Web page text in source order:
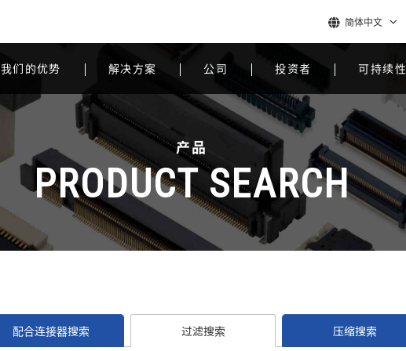
简体中文
我们的优势 解决方案 公司 投资者 可持续性
产品
PRODUCT SEARCH
配合连接器搜索 过滤搜索 压缩搜索